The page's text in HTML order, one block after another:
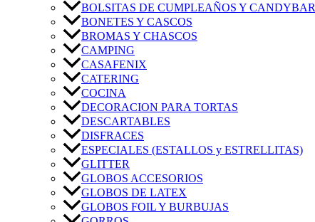
BOLSITAS DE CUMPLEAÑOS Y CANDYBAR
BONETES Y CASCOS
BROMAS Y CHASCOS
CAMPING
CASAFENIX
CATERING
COCINA
DECORACION PARA TORTAS
DESCARTABLES
DISFRACES
ESPECIALES (ESTALLOS y ESTRELLITAS)
GLITTER
GLOBOS ACCESORIOS
GLOBOS DE LATEX
GLOBOS FOIL Y BURBUJAS